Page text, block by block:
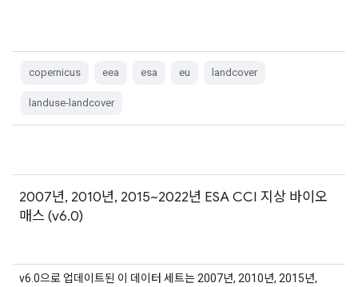
copernicus eea esa eu landcover
landuse-landcover
2007년, 2010년, 2015~2022년 ESA CCI 지상 바이오
매스 (v6.0)
v6.0으로 업데이트된 이 데이터 세트는 2007년, 2010년, 2015년,